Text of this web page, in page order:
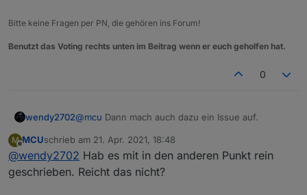
Bitte keine Fragen per PN, die gehören ins Forum!
Benutzt das Voting rechts unten im Beitrag wenn er euch geholfen hat.
0
wendy2702@mcu Dann mach auch dazu ein Issue auf.
M
Offline
MCUschrieb am 21. Apr. 2021, 18:48
zuletzt editiert von
@wendy2702 Hab es mit in den anderen Punkt rein
geschrieben. Reicht das nicht?